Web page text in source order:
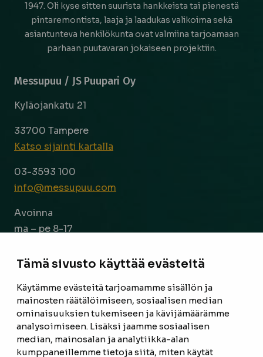
Tämä sivusto käyttää evästeitä
Käytämme evästeitä tarjoamamme sisällön ja
mainosten räätälöimiseen, sosiaalisen median
ominaisuuksien tukemiseen ja kävijämäärämme
analysoimiseen. Lisäksi jaamme sosiaalisen
median, mainosalan ja analytiikka-alan
kumppaneillemme tietoja siitä, miten käytät
1947. Oli kyse sitten suurista hankkeista tai pienestä
pintaremontista, laaja ja laadukas valikoima sekä
asiantunteva henkilökunta ovat valmiina tarjoamaan
parhaan puutavaran jokaiseen projektiin.
Messupuu / JS Puupari Oy
Kyläojankatu 21
33700 Tampere
Katso sijainti kartalla
03-3593 100
info@messupuu.com
Avoinna
ma – pe 8-17
ETUSIVU
TUOTTEET